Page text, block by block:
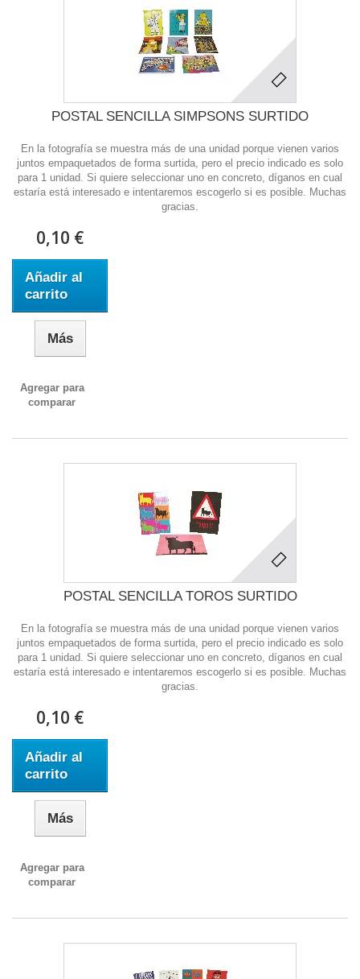
POSTAL SENCILLA SIMPSONS SURTIDO
En la fotografía se muestra más de una unidad porque vienen varios
juntos empaquetados de forma surtida, pero el precio indicado es solo
para 1 unidad. Si quiere seleccionar uno en concreto, díganos en cual
estaría está interesado e intentaremos escogerlo si es posible. Muchas
gracias.
0,10 €
Añadir al
carrito
Más
Agregar para
comparar
POSTAL SENCILLA TOROS SURTIDO
En la fotografía se muestra más de una unidad porque vienen varios
juntos empaquetados de forma surtida, pero el precio indicado es solo
para 1 unidad. Si quiere seleccionar uno en concreto, díganos en cual
estaría está interesado e intentaremos escogerlo si es posible. Muchas
gracias.
0,10 €
Añadir al
carrito
Más
Agregar para
comparar